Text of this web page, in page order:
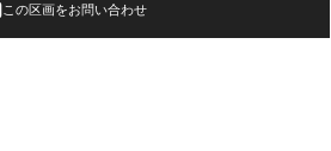
この区画をお問い合わせ